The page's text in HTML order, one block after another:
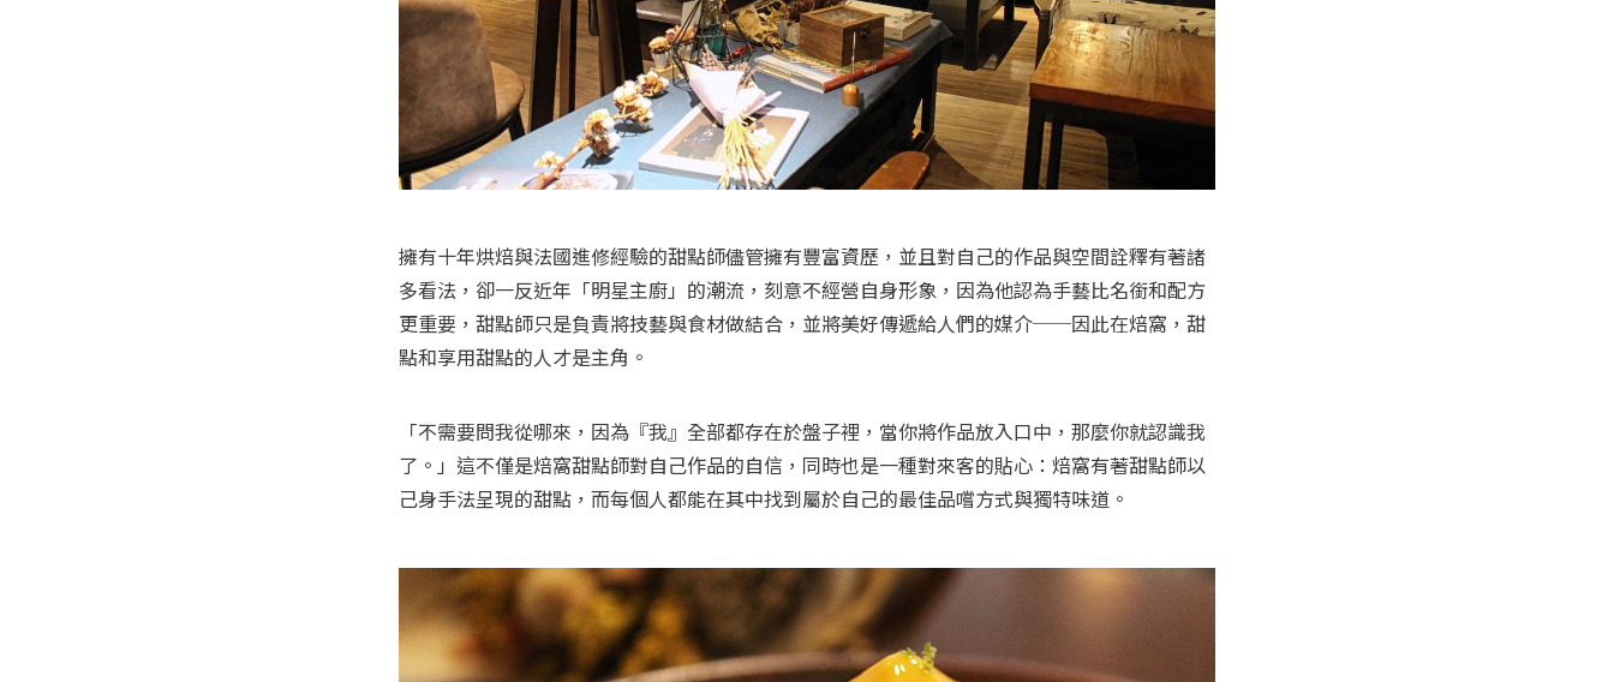
擁有十年烘焙與法國進修經驗的甜點師儘管擁有豐富資歷，並且對自己的作品與空間詮釋有著諸
多看法，卻一反近年「明星主廚」的潮流，刻意不經營自身形象，因為他認為手藝比名銜和配方
更重要，甜點師只是負責將技藝與食材做結合，並將美好傳遞給人們的媒介──因此在焙窩，甜
點和享用甜點的人才是主角。
「不需要問我從哪來，因為『我』全部都存在於盤子裡，當你將作品放入口中，那麼你就認識我
了。」這不僅是焙窩甜點師對自己作品的自信，同時也是一種對來客的貼心：焙窩有著甜點師以
己身手法呈現的甜點，而每個人都能在其中找到屬於自己的最佳品嚐方式與獨特味道。